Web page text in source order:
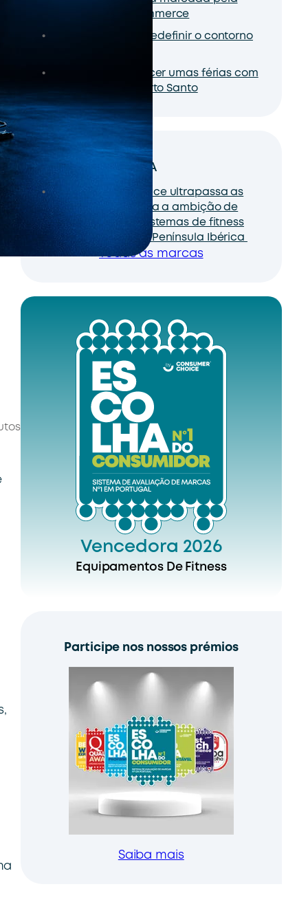
expansão do e-commerce
Como combater e redefinir o contorno
Odisseias vai oferecer umas férias com
tudo incluído no Porto Santo
DA MESMA MARCA
BOOMFIT Marketplace ultrapassa as
100 marcas e reforça a ambição de
criar um dos ecossistemas de fitness
mais completos da Península Ibérica
Todas as marcas
Vencedora 2026
Equipamentos De Fitness
Participe nos nossos prémios
Saiba mais